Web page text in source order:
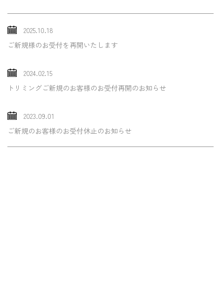
2025.10.18
ご新規様のお受付を再開いたします
2024.02.15
トリミングご新規のお客様のお受付再開のお知らせ
2023.09.01
ご新規のお客様のお受付休止のお知らせ